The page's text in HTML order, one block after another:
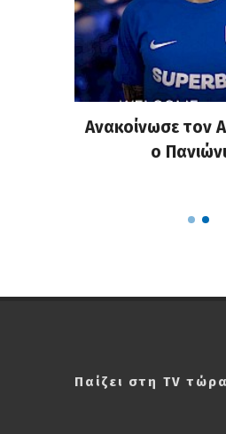
Ανακοίνωσε τον
ο
Παίζει στη TV τώρα